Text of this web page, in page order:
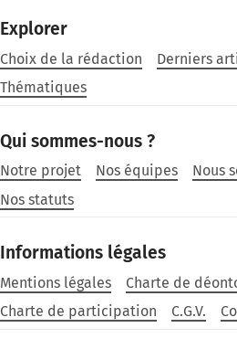
Explorer
Choix de la rédaction Derniers
Thématiques
Qui sommes-nous ?
Notre projet Nos équipes Nous
Nos statuts
Informations légales
Mentions légales
Charte de
Charte de participation
C.G.V.